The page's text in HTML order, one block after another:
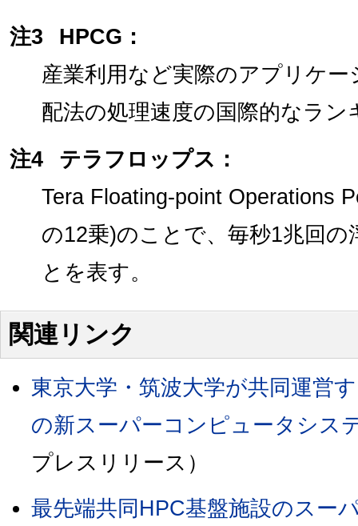
注3
HPCG：
産業利用など実際のアプリケ
配法の処理速度の国際的なラン
注4
テラフロップス：
Tera Floating-point Operations
の12乗)のことで、毎秒1兆回
とを表す。
関連リンク
東京大学・筑波大学が共同運営
の新スーパーコンピュータシス
プレスリリース）
最先端共同HPC基盤施設のスー